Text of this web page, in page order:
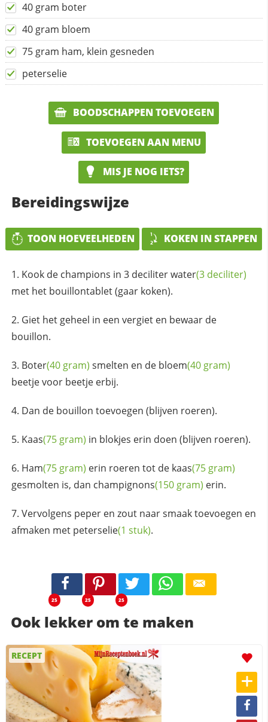
40 gram boter
40 gram bloem
75 gram ham, klein gesneden
peterselie
BOODSCHAPPEN TOEVOEGEN
TOEVOEGEN AAN MENU
MIS JE NOG IETS?
Bereidingswijze
TOON HOEVEELHEDEN KOKEN IN STAPPEN
Kook de champions in 3 deciliterwater(3 deciliter)
met het bouillontablet (gaar koken).
Giet het geheel in een vergiet en bewaar de
bouillon.
Boter(40 gram) smelten en de bloem(40 gram)
beetje voor beetje erbij.
Dan de bouillon toevoegen (blijven roeren).
Kaas(75 gram) in blokjes erin doen (blijven roeren).
Ham(75 gram) erin roeren tot de kaas(75 gram)
gesmolten is, dan champignons(150 gram) erin.
Vervolgens peper en zout naar smaak toevoegen en
afmaken met peterselie(1 stuk).
25 25 25
Ook lekker om te maken
RECEPT